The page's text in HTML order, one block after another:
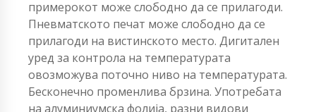
примерокот може слободно да се прилагоди.
Пневматското печат може слободно да се
прилагоди на вистинското место. Дигитален
уред за контрола на температурата
овозможува поточно ниво на температурата.
Бесконечно променлива брзина. Употребата
на алуминиумска фолија, разни видови